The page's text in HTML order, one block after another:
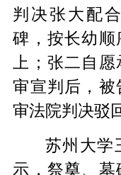
判决张大配
碑，按长幼
上；张二自
审宣判后，
审法院判决驳
苏州大学
示，祭奠、